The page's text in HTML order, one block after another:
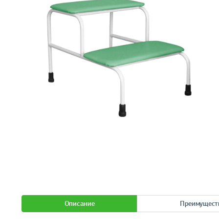
Описание